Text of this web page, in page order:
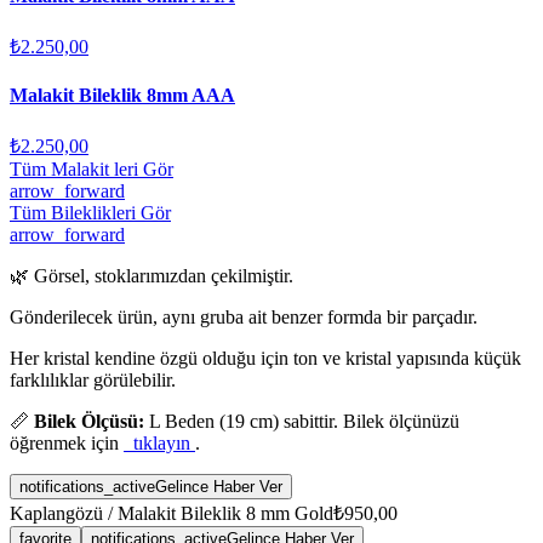
₺2.250,00
Malakit Bileklik 8mm AAA
₺2.250,00
Tüm Malakit leri Gör
arrow_forward
Tüm Bileklikleri Gör
arrow_forward
🌿 Görsel, stoklarımızdan çekilmiştir.
Gönderilecek ürün, aynı gruba ait benzer formda bir parçadır.
Her kristal kendine özgü olduğu için ton ve kristal yapısında küçük
farklılıklar görülebilir.
📏 Bilek Ölçüsü: L Beden (19 cm) sabittir. Bilek ölçünüzü
öğrenmek için
tıklayın .
notifications_activeGelince Haber Ver
Kaplangözü / Malakit Bileklik 8 mm Gold₺950,00
favorite notifications_activeGelince Haber Ver